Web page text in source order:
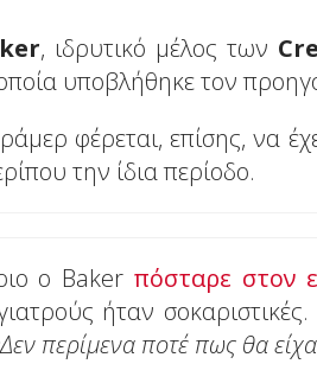
, ιδρυτικό μέλος των
υποβλήθηκε τον
φέρεται, επίσης, να
την ίδια περίοδο.
ο Baker πόσταρε στον
ήταν σοκαριστικές.
περίμενα ποτέ πως θα